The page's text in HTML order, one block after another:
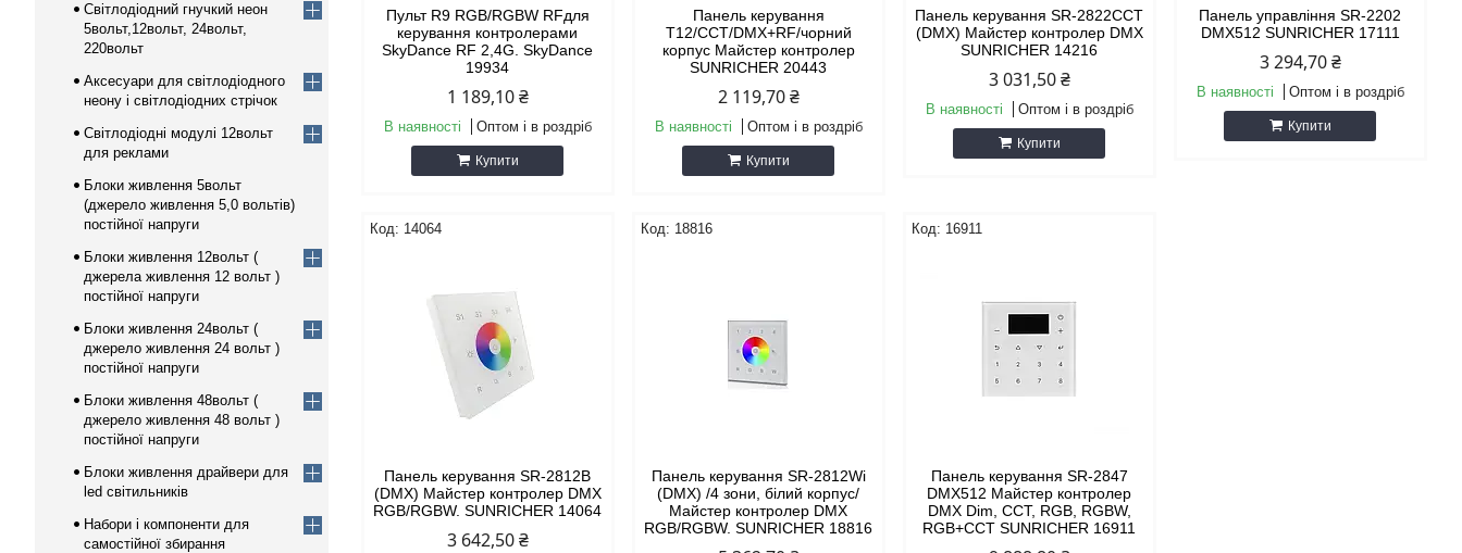
Пульт R9 RGB/RGBW RFдля
керування контролерами
SkyDance RF 2,4G. SkyDance
19934
1 189,10 ₴
В наявності Оптом і в роздріб
Купити
Панель керування
T12/CCT/DMX+RF/чорний
корпус Майстер контролер
SUNRICHER 20443
2 119,70 ₴
В наявності Оптом і в роздріб
Купити
Панель керування SR-2822CCT
(DMX) Майстер контролер DMX
SUNRICHER 14216
3 031,50 ₴
В наявності Оптом і в роздріб
Купити
Панель управління SR-2202
DMX512 SUNRICHER 17111
3 294,70 ₴
В наявності Оптом і в роздріб
Купити
14064
Панель керування SR-2812B
(DMX) Майстер контролер DMX
RGB/RGBW. SUNRICHER 14064
3 642,50 ₴
18816
Панель керування SR-2812Wi
(DMX) /4 зони, білий корпус/
Майстер контролер DMX
RGB/RGBW. SUNRICHER 18816
16911
Панель керування SR-2847
DMX512 Майстер контролер
DMX Dim, CCT, RGB, RGBW,
RGB+CCT SUNRICHER 16911
Світлодіодний гнучкий неон
5вольт,12вольт, 24вольт,
220вольт
Аксесуари для світлодіодного
неону і світлодіодних стрічок
Світлодіодні модулі 12вольт
для реклами
Блоки живлення 5вольт
(джерело живлення 5,0 вольтів)
постійної напруги
Блоки живлення 12вольт (
джерела живлення 12 вольт )
постійної напруги
Блоки живлення 24вольт (
джерело живлення 24 вольт )
постійної напруги
Блоки живлення 48вольт (
джерело живлення 48 вольт )
постійної напруги
Блоки живлення драйвери для
led світильників
Набори і компоненти для
самостійної збирання